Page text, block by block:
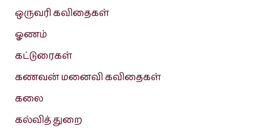
ஒருவரி கவிதைகள்
ஓணம்
கட்டுரைகள்
கணவன் மனைவி கவிதைகள்
கலை
கல்வித் துறை